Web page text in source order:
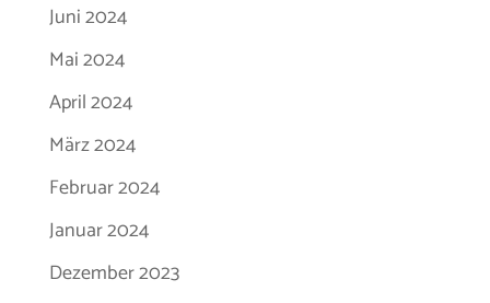
Juni 2024
Mai 2024
April 2024
März 2024
Februar 2024
Januar 2024
Dezember 2023